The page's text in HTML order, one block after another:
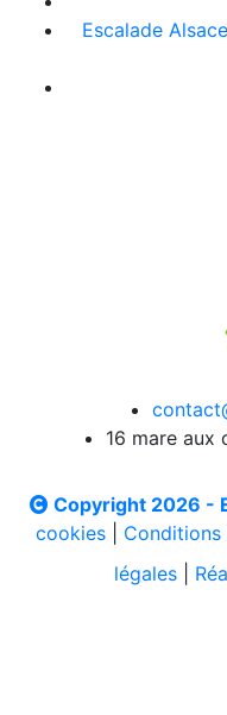
Escalade
16 mare aux
Copyright 2026 -
cookies| Conditions
légales